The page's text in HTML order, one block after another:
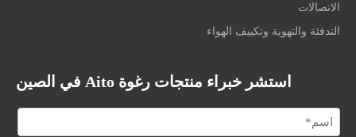
الاتصالات
التدفئة والتهوية وتكييف الهواء
استشر خبراء منتجات رغوة Aito في الصين